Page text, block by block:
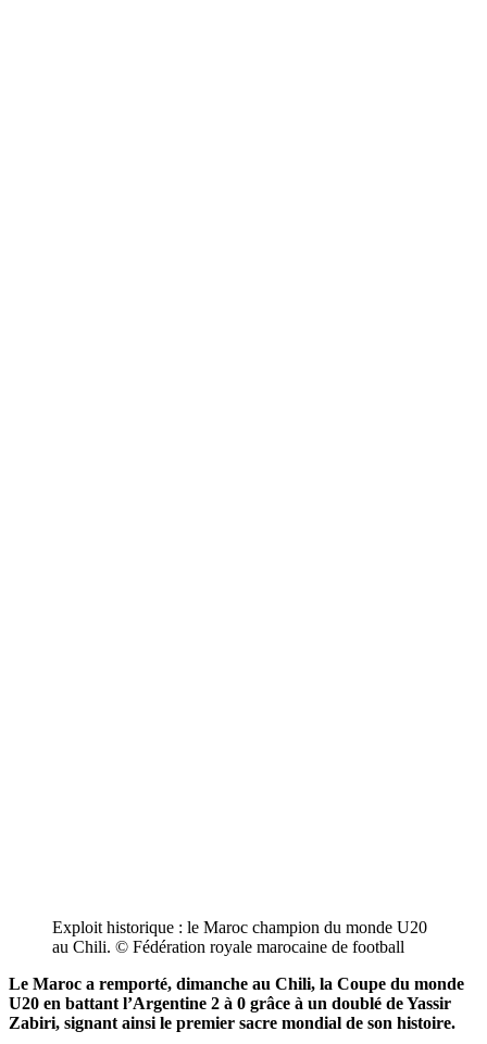
Exploit historique : le Maroc champion du monde U20
au Chili. © Fédération royale marocaine de football
Le Maroc a remporté, dimanche au Chili, la Coupe du monde
U20 en battant l’Argentine 2 à 0 grâce à un doublé de Yassir
Zabiri, signant ainsi le premier sacre mondial de son histoire.